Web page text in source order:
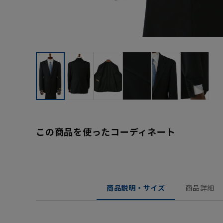
この商品を使ったコーディネート
商品説明・サイズ 商品詳細